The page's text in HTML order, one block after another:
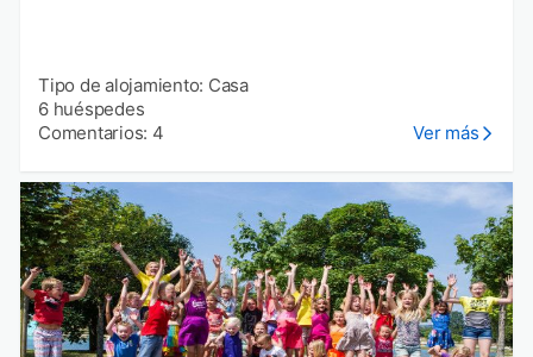
Tipo de alojamiento: Casa
6 huéspedes
Comentarios: 4
Ver más